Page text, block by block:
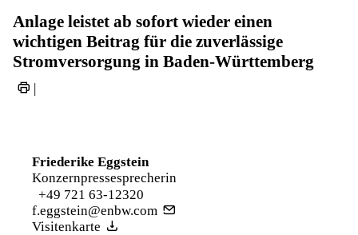
Anlage leistet ab sofort wieder einen
wichtigen Beitrag für die zuverlässige
Stromversorgung in Baden-Württemberg
|
Friederike Eggstein
Konzernpressesprecherin
+49 721 63-12320
f.eggstein@enbw.com
Visitenkarte